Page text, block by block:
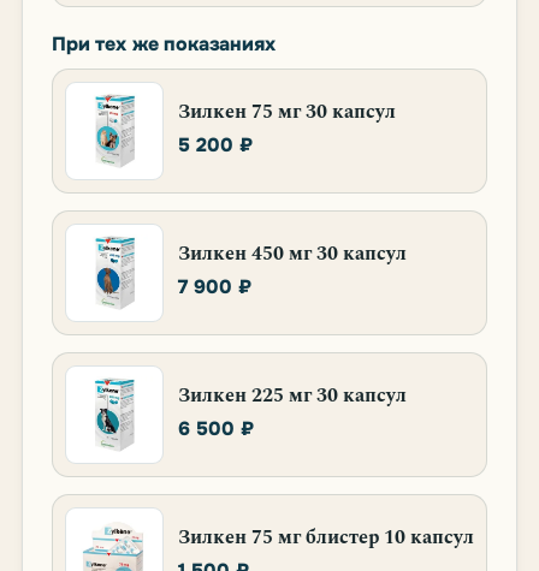
При тех же показаниях
Зилкен 75 мг 30 капсул
5 200 ₽
Зилкен 450 мг 30 капсул
7 900 ₽
Зилкен 225 мг 30 капсул
6 500 ₽
Зилкен 75 мг блистер 10 капсул